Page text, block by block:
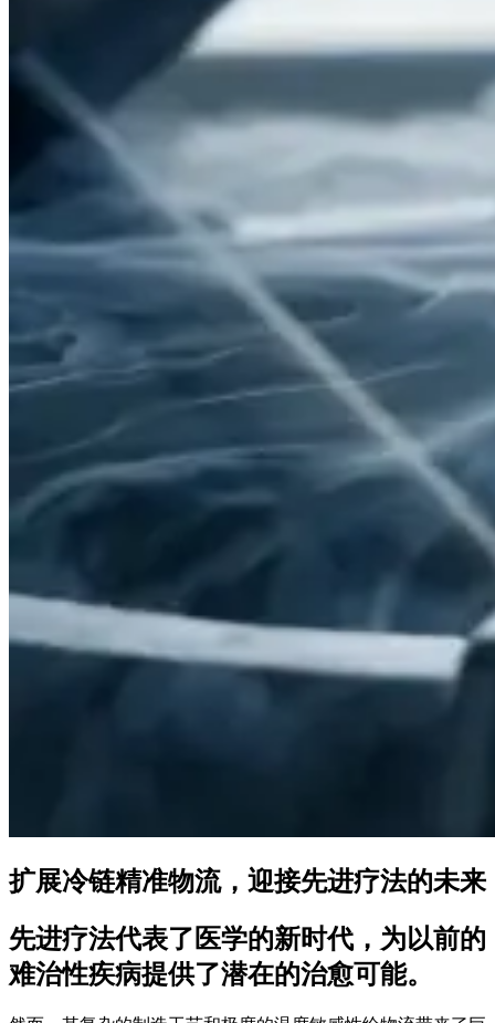
扩展冷链精准物流，迎接先进疗法的未来
先进疗法代表了医学的新时代，为以前的
难治性疾病提供了潜在的治愈可能。